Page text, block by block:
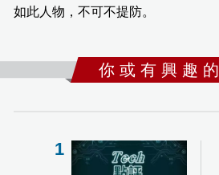
如此人物，不可不提防。
你 或 有 興 趣